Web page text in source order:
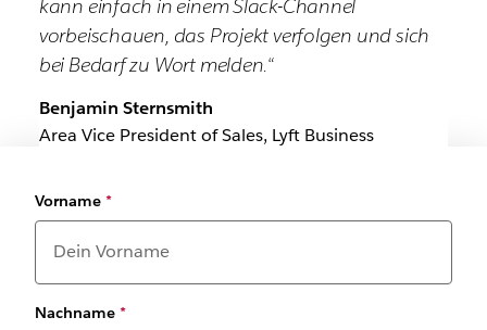
kann einfach in einem Slack-Channel
vorbeischauen, das Projekt verfolgen und sich
bei Bedarf zu Wort melden.“
Benjamin Sternsmith
Area Vice President of Sales, Lyft Business
Vorname *
Nachname *